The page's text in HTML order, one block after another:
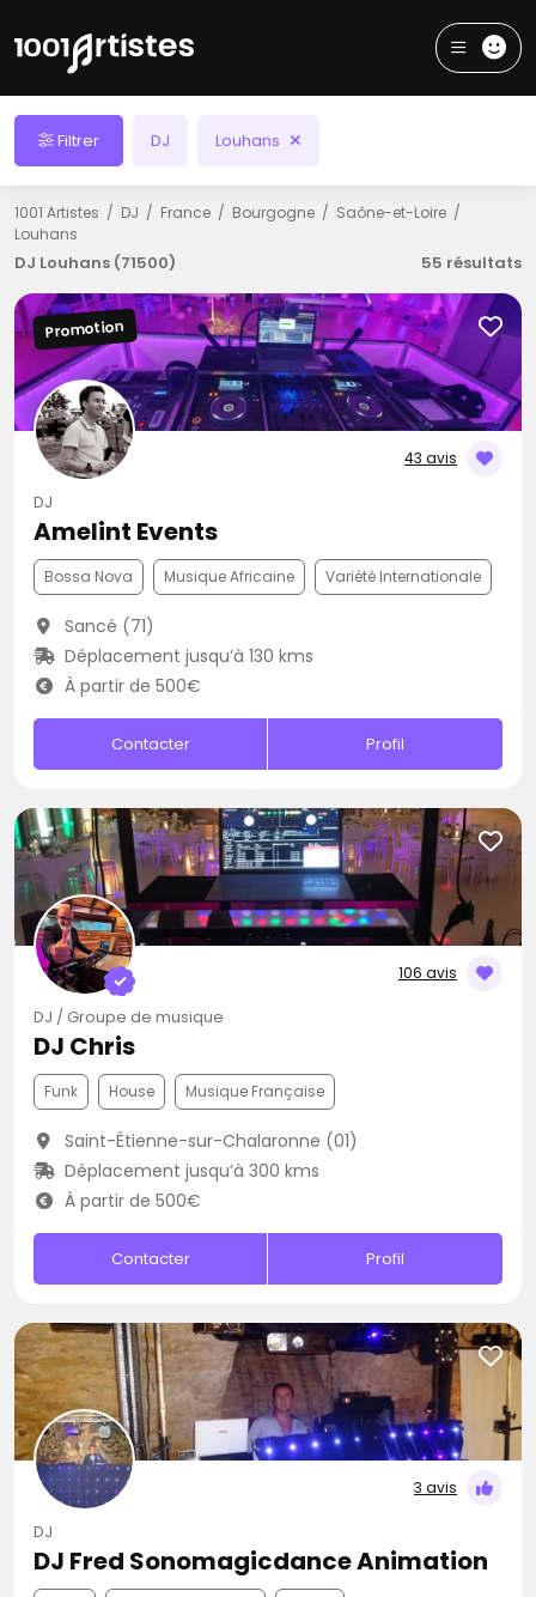
Filtrer DJ Louhans
1001 Artistes DJ France Bourgogne
Saône-et-Loire
Louhans
DJ Louhans (71500) 55 résultats
43 avis
Promotion
DJ
Amelint Events
Bossa Nova Musique Africaine Variété Internationale
Sancé (71)
Déplacement jusqu’à 130 kms
À partir de 500€
Contacter Profil
106 avis
DJ / Groupe de musique
DJ Chris
Funk House Musique Française
Saint-Étienne-sur-Chalaronne (01)
Déplacement jusqu’à 300 kms
À partir de 500€
Contacter Profil
3 avis
DJ
DJ Fred Sonomagicdance Animation